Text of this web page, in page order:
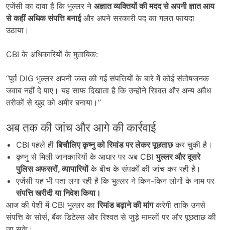
एजेंसी का दावा है कि भुल्लर ने अज्ञात व्यक्तियों की मदद से अपनी ज्ञात आय
से कहीं अधिक संपत्ति बनाईऔर अपने सरकारी पद का गलत फायदा
उठाया।
CBI के अधिकारियों के मुताबिक:
“पूर्व DIG भुल्लर अपनी जब्त की गई संपत्तियों के बारे में कोई संतोषजनक
जवाब नहीं दे पाए। यह साफ दिखाता है कि उन्होंने रिश्वत और अन्य अवैध
तरीकों से खुद को अमीर बनाया।”
अब तक की जांच और आगे की कार्रवाई
CBI पहले हीबिचौलिए कृष्नु को रिमांड पर लेकर पूछताछकर चुकी है।
कृष्नु से मिली जानकारियों के आधार पर अब CBI भुल्लर और दूसरे
पुलिस अफसरों,व्यापारियोंके बीच के संपर्कों की जांच कर रही है।
एजेंसी यह भी पता लगा रही है कि भुल्लर ने किन-किन लोगों के नाम पर
संपत्ति खरीदी या निवेश किया।
आज की पेशी में CBI भुल्लर कारिमांड बढ़ाने की मांगकरेगी ताकि उनसे
संपत्ति के सोर्स, बैंक डिटेल्स और रिश्वत से जुड़े मामलों पर और पूछताछ की